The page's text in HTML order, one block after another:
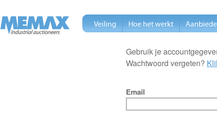
Gebruik je
Wachtwoord vergeten?
Email
Veiling Hoe het werkt